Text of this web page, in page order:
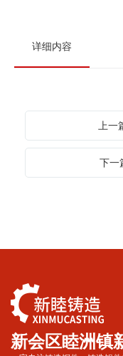
详细内容
上一
下一
新会区睦洲镇